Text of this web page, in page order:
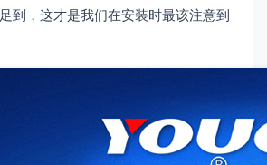
到，这才是我们在安装时最该注意到